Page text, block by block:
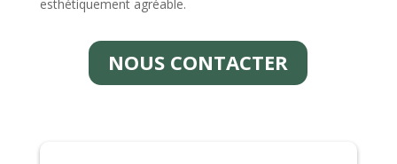
esthétiquement agréable.
NOUS CONTACTER